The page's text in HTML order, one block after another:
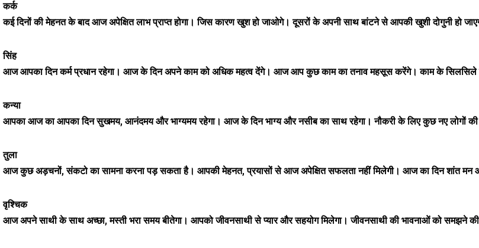
कर्क
कई दिनों की मेहनत के बाद आज अपेक्षित लाभ प्राप्त होगा। जिस कारण खुश हो जाओगे। दूसरों के अपनी साथ बांटने से आपकी खुशी दोगुनी हो
सिंह
आज आपका दिन कर्म प्रधान रहेगा। आज के दिन अपने काम को अधिक महत्व देंगे। आज आप कुछ काम का तनाव महसूस करेंगे। काम के सिलसिले में
कन्या
आपका आज का आपका दिन सुखमय, आनंदमय और भाग्यमय रहेगा। आज के दिन भाग्य और नसीब का साथ रहेगा। नौकरी के लिए कुछ नए लोगों
तुला
आज कुछ अड़चनों, संकटो का सामना करना पड़ सकता है। आपकी मेहनत, प्रयासों से आज अपेक्षित सफलता नहीं मिलेगी। आज का दिन शांत मन
वृश्चिक
आज अपने साथी के साथ अच्छा, मस्ती भरा समय बीतेगा। आपको जीवनसाथी से प्यार और सहयोग मिलेगा। जीवनसाथी की भावनाओं को समझने की